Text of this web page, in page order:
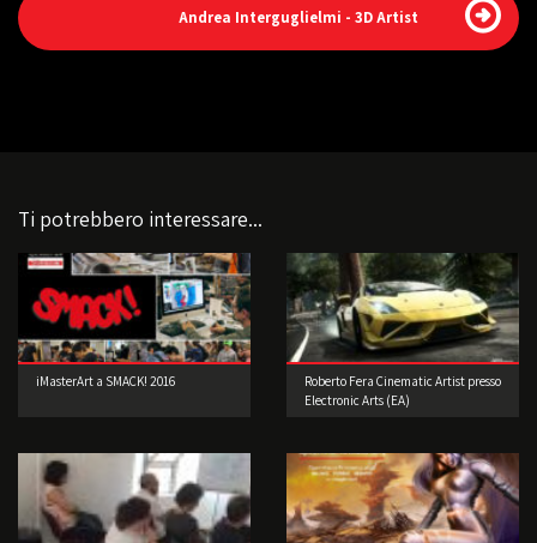
Andrea Interguglielmi - 3D Artist
Ti potrebbero interessare...
iMasterArt a SMACK! 2016
Roberto Fera Cinematic Artist presso
Electronic Arts (EA)